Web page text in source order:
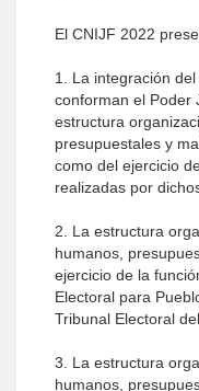
El CNIJF 2022
1. La integración
conforman el Poder
estructura
presupuestales y
como del ejercicio
realizadas por
2. La estructura
humanos,
ejercicio de la
Electoral para
Tribunal Electoral
3. La estructura
humanos,